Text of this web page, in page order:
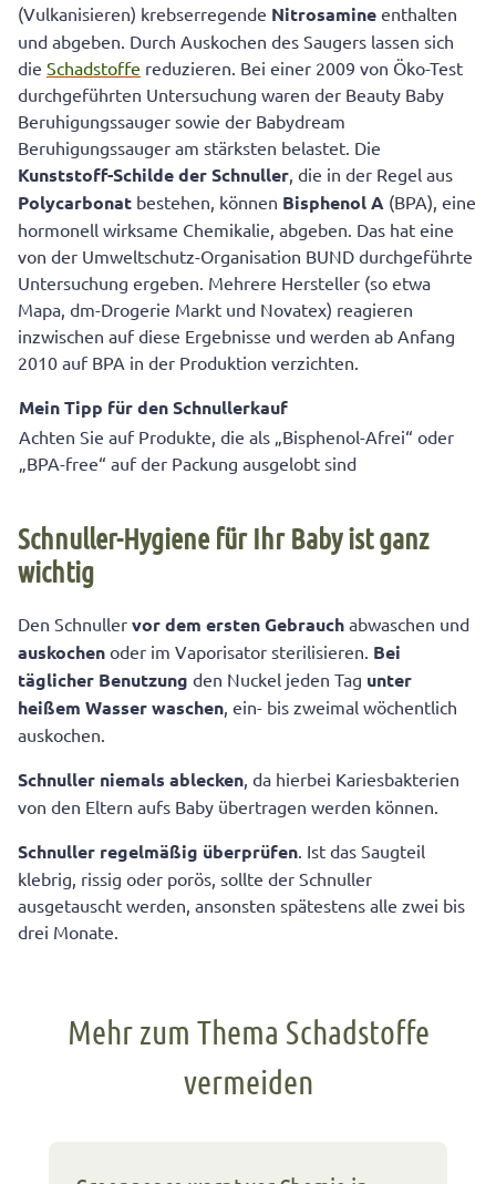
(Vulkanisieren) krebserregende Nitrosamine enthalten
und abgeben. Durch Auskochen des Saugers lassen sich
die Schadstoffe reduzieren. Bei einer 2009 von Öko-Test
durchgeführten Untersuchung waren der Beauty Baby
Beruhigungssauger sowie der Babydream
Beruhigungssauger am stärksten belastet. Die
Kunststoff-Schilde der Schnuller, die in der Regel aus
Polycarbonat bestehen, können Bisphenol A (BPA), eine
hormonell wirksame Chemikalie, abgeben. Das hat eine
von der Umweltschutz-Organisation BUND durchgeführte
Untersuchung ergeben. Mehrere Hersteller (so etwa
Mapa, dm-Drogerie Markt und Novatex) reagieren
inzwischen auf diese Ergebnisse und werden ab Anfang
2010 auf BPA in der Produktion verzichten.
Mein Tipp für den Schnullerkauf
Achten Sie auf Produkte, die als „Bisphenol-Afrei“ oder
„BPA-free“ auf der Packung ausgelobt sind
Schnuller-Hygiene für Ihr Baby ist ganz
wichtig
Den Schnuller vor dem ersten Gebrauch abwaschen und
auskochen oder im Vaporisator sterilisieren. Bei
täglicher Benutzung den Nuckel jeden Tag unter
heißem Wasser waschen, ein- bis zweimal wöchentlich
auskochen.
Schnuller niemals ablecken, da hierbei Kariesbakterien
von den Eltern aufs Baby übertragen werden können.
Schnuller regelmäßig überprüfen. Ist das Saugteil
klebrig, rissig oder porös, sollte der Schnuller
ausgetauscht werden, ansonsten spätestens alle zwei bis
drei Monate.
Mehr zum Thema Schadstoffe
vermeiden